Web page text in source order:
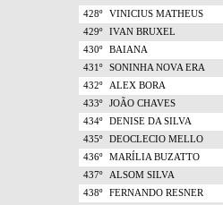
428º
VINICIUS MATHEUS
429º
IVAN BRUXEL
430º
BAIANA
431º
SONINHA NOVA ERA
432º
ALEX BORA
433º
JOÃO CHAVES
434º
DENISE DA SILVA
435º
DEOCLECIO MELLO
436º
MARÍLIA BUZATTO
437º
ALSOM SILVA
438º
FERNANDO RESNER